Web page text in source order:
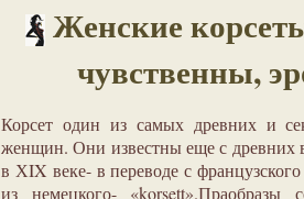
Женские
чувственны,
Корсет один из самых древних и
женщин. Они известны еще с древних
в ХIX веке- в переводе с
из немецкого- «korsett».Праобразы